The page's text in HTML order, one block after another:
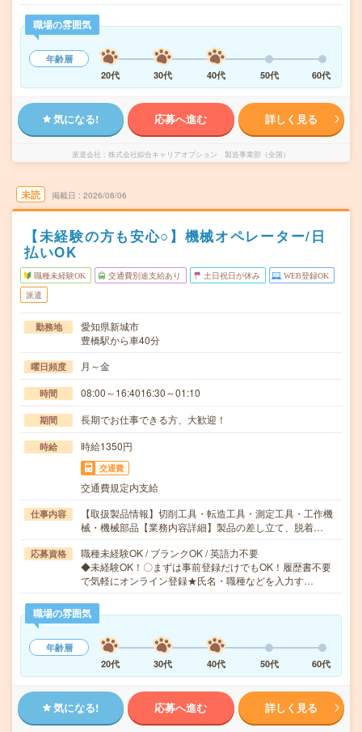
職場の雰囲気
年齢層
20代
30代 40代 50代 60代
気になる! 応募へ進む 詳しく見る
派遣会社 株式会社綜合キャリアオプション 製造事業部（全国）
未読 掲載日 2026/08/06
【未経験の方も安心○】機械オペレーター/日
払いOK
職種未経験OK 交通費別途支給あり 土日祝日が休み WEB登録OK
派遣
勤務地
愛知県新城市
豊橋駅から車40分
曜日頻度 月～金
時間 08:00～16:4016:30～01:10
期間 長期でお仕事できる方、大歓迎！
時給 時給1350円
交通費
交通費規定内支給
仕事内容
【取扱製品情報】切削工具・転造工具・測定工具・工作機
械・機械部品【業務内容詳細】製品の差し立て、脱着…
応募資格
職種未経験OK / ブランクOK / 英語力不要
◆未経験OK！〇まずは事前登録だけでもOK！履歴書不要
で気軽にオンライン登録★氏名・職種などを入力す…
職場の雰囲気
年齢層
20代
30代 40代 50代 60代
気になる! 応募へ進む 詳しく見る